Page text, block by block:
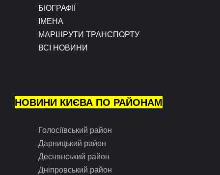
БІОГРАФІЇ
ІМЕНА
МАРШРУТИ ТРАНСПОРТУ
ВСІ НОВИНИ
НОВИНИ КИЄВА ПО РАЙОНАМ
Голосіївський район
Дарницький район
Деснянський район
Дніпровський район